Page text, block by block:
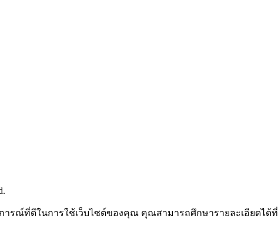
รณ์ที่ดีในการใช้เว็บไซต์ของคุณ คุณสามารถศึกษารายละเอียดได้ที่